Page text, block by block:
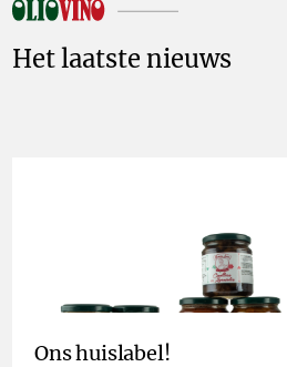
Het laatste nieuws
Ons huislabel!